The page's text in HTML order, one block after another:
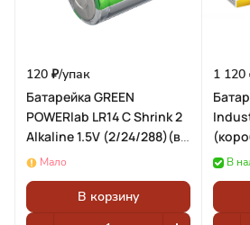
120 ₽/упак
Батарейка GREEN
POWERlab LR14 C Shrink 2
Alkaline 1.5V (2/24/288)(в
упаковке 2шт)
Мало
В корзину
1 120
В